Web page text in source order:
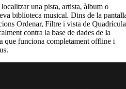
una pista, artista, àlbum o
biblioteca musical. Dins de la
Ordenar, Filtre i vista de
contra la base de dades de la
que funciona completament offline i